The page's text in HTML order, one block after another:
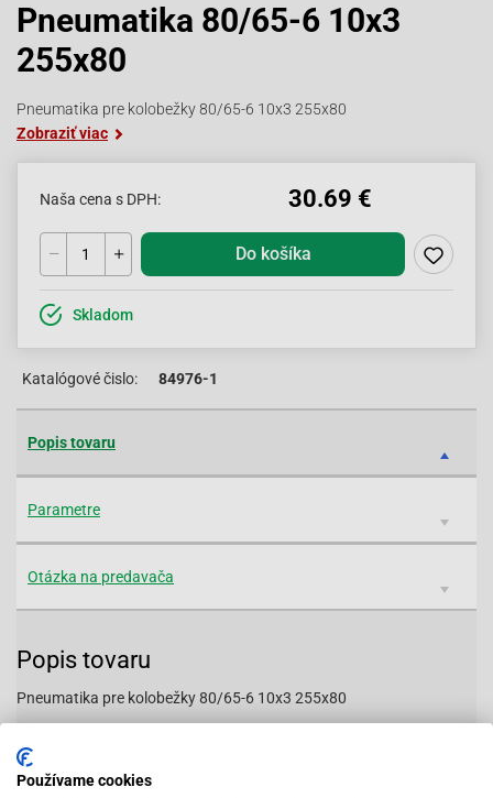
Pneumatika 80/65-6 10x3
255x80
Pneumatika pre kolobežky 80/65-6 10x3 255x80
Zobraziť viac
Naša cena s DPH: 30.69 €
Do košíka
Skladom
Katalógové čislo: 84976-1
Popis tovaru
Parametre
Otázka na predavača
Popis tovaru
Pneumatika pre kolobežky 80/65-6 10x3 255x80
Vybavený servis s odborným vyškoleným personálom
Používame cookies